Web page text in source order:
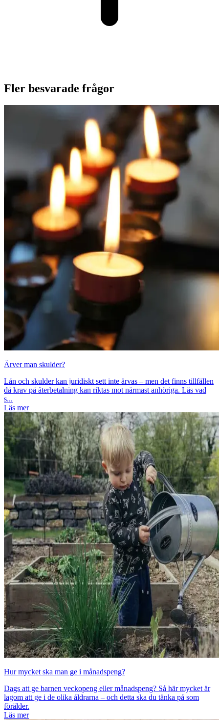
Fler besvarade frågor
Ärver man skulder?
Lån och skulder kan juridiskt sett inte ärvas – men det finns tillfällen
då krav på återbetalning kan riktas mot närmast anhöriga. Läs vad
s...
Läs mer
Hur mycket ska man ge i månadspeng?
Dags att ge barnen veckopeng eller månadspeng? Så här mycket är
lagom att ge i de olika åldrarna – och detta ska du tänka på som
förälder.
Läs mer